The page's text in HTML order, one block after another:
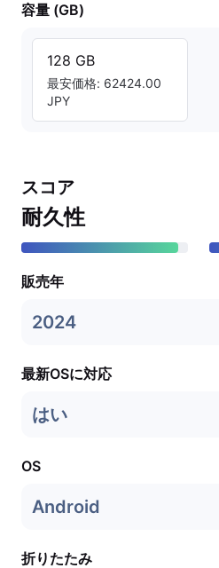
容量 (GB)
128 GB
最安価格: 62424.00
JPY
スコア
耐久性
販売年
2024
最新OSに対応
はい
OS
Android
折りたたみ